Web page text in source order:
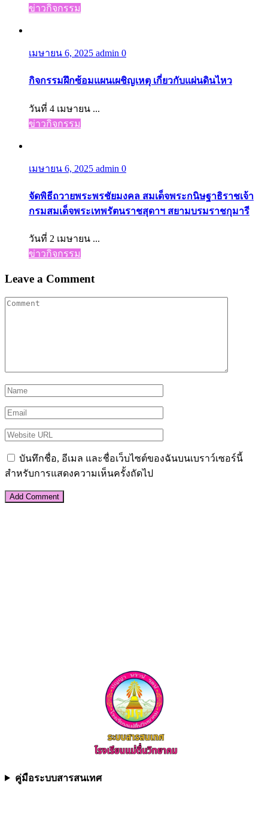
ข่าวกิจกรรม
เมษายน 6, 2025 admin 0
กิจกรรมฝึกซ้อมแผนเผชิญเหตุ เกี่ยวกับแผ่นดินไหว
วันที่ 4 เมษายน ...
ข่าวกิจกรรม
เมษายน 6, 2025 admin 0
จัดพิธีถวายพระพรชัยมงคล สมเด็จพระกนิษฐาธิราชเจ้า
กรมสมเด็จพระเทพรัตนราชสุดาฯ สยามบรมราชกุมารี
วันที่ 2 เมษายน ...
ข่าวกิจกรรม
Leave a Comment
บันทึกชื่อ, อีเมล และชื่อเว็บไซต์ของฉันบนเบราว์เซอร์นี้
สำหรับการแสดงความเห็นครั้งถัดไป
คู่มือระบบสารสนเทศ